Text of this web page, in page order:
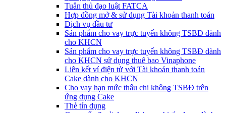
Tuân thủ đạo luật FATCA
Hợp đồng mở & sử dụng Tài khoản thanh toán
Dịch vụ đầu tư
Sản phẩm cho vay trực tuyến không TSBĐ dành
cho KHCN
Sản phẩm cho vay trực tuyến không TSBĐ dành
cho KHCN sử dụng thuê bao Vinaphone
Liên kết ví điện tử với Tài khoản thanh toán
Cake dành cho KHCN
Cho vay hạn mức thấu chi không TSBĐ trên
ứng dụng Cake
Thẻ tín dụng